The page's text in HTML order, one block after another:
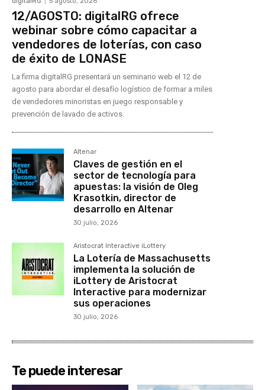
12/AGOSTO: digitalRG ofrece
webinar sobre cómo capacitar a
vendedores de loterías, con caso
de éxito de LONASE
La firma digitalRG presentará un seminario web el 12 de
agosto para abordar el desafío logístico de formar a miles
de vendedores minoristas en juego responsable y
prevención de lavado de activos.
Altenar
Claves de gestión en el
sector de tecnología para
apuestas: la visión de Oleg
Krasotkin, director de
desarrollo en Altenar
30 julio, 2026
Aristocrat Interactive iLottery
La Lotería de Massachusetts
implementa la solución de
iLottery de Aristocrat
Interactive para modernizar
sus operaciones
30 julio, 2026
Te puede interesar